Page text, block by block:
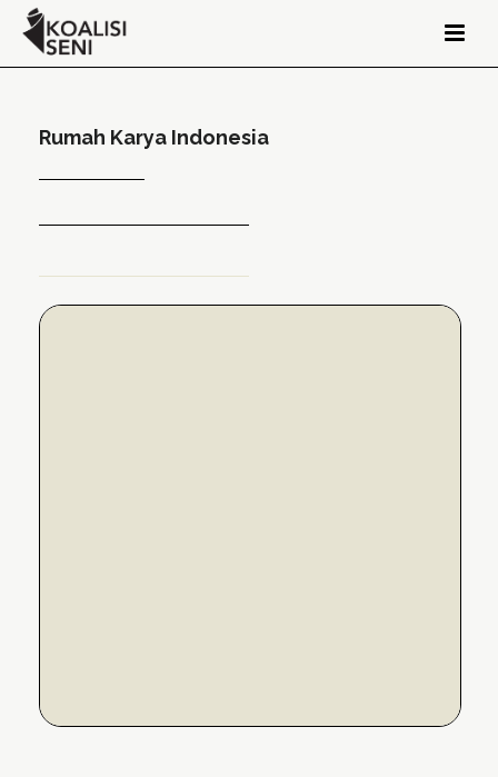
Rumah Karya Indonesia